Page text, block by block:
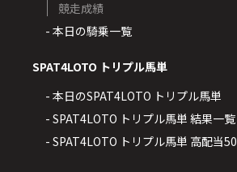
競走成績
- 本日の騎乗一覧
SPAT4LOTO トリプル馬単
- 本日のSPAT4LOTO トリプル馬単
- SPAT4LOTO トリプル馬単 結果一覧
- SPAT4LOTO トリプル馬単 高配当50